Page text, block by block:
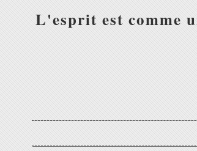
L'esprit est comme